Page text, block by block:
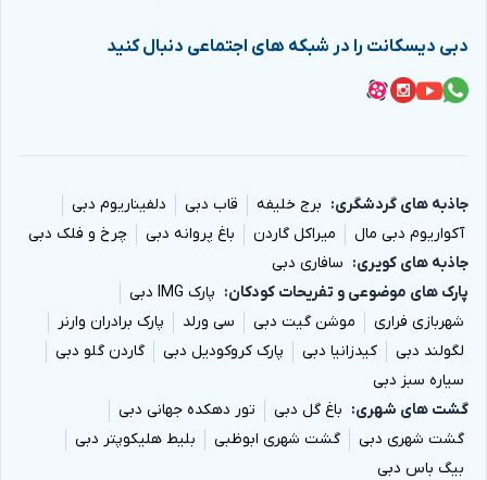
دبی دیسکانت را در شبکه های اجتماعی دنبال کنید
جاذبه های گردشگری برج خلیفه قاب دبی
دلفیناریوم دبی
آکواریوم دبی مال
میراکل گاردن باغ پروانه دبی
چرخ و فلک دبی
جاذبه های کویری
سافاری دبی
پارک های موضوعی و تفریحات کودکان
پارک IMG دبی
شهربازی فراری
موشن گیت دبی سی ورلد
پارک برادران وارنر
لگولند دبی
کیدزانیا دبی پارک کروکودیل دبی
گاردن گلو دبی
سیاره سبز دبی
گشت های شهری
باغ گل دبی
تور دهکده جهانی دبی
گشت شهری دبی
گشت شهری ابوظبی
بلیط هلیکوپتر دبی
بیگ باس دبی